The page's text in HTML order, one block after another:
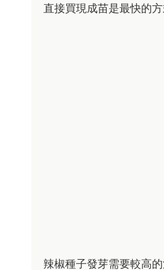
直接買現成苗是最快的
辣椒種子發芽需要較高